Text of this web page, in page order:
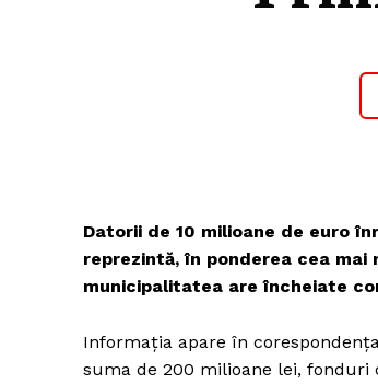
Datorii de 10 milioane de euro
reprezintă, în ponderea cea
municipalitatea are încheiate
Informaţia apare în
suma de 200 milioane lei,